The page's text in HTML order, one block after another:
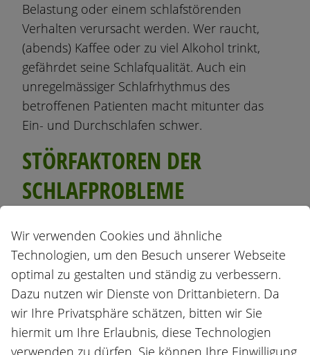
Belastung oder einem schlafstörenden
Verhalten verursacht werden. Wer raucht,
(abends) Kaffee oder zu viel Alkohol trinkt,
gefährdet seine Schlafqualität. Auch ein
unregelmässiger Schlafrhythmus des
betroffenen Patienten macht mitunter das
Ein- und Durchschlafen schwer.
STÖRFAKTOREN DER
SCHLAFPROBLEME
Schlafstörungen entwickeln sich schnell zum
Teufelskreis, weil sie anfälliger für Krankheiten
wie Bluthochdruck und Depression machen,
die das Schlafproblem noch verstärken. Viele
Betroffene hält zudem oft die Angst vor dem
Wir verwenden Cookies und ähnliche
Technologien, um den Besuch unserer Webseite
optimal zu gestalten und ständig zu verbessern.
Dazu nutzen wir Dienste von Drittanbietern. Da
wir Ihre Privatsphäre schätzen, bitten wir Sie
hiermit um Ihre Erlaubnis, diese Technologien
verwenden zu dürfen. Sie können Ihre Einwilligung